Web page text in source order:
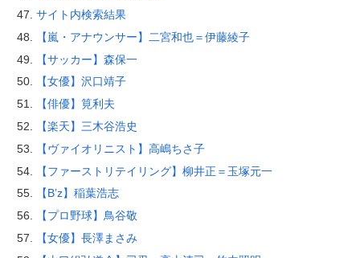
サイト内検索結果
【嵐・アナウンサー】二宮和也＝伊藤綾子
【サッカー】森保一
【女優】沢口靖子
【俳優】筧利夫
【楽天】三木谷浩史
【ヴァイオリニスト】高嶋ちさ子
【ファーストリテイリング】柳井正＝玉塚元一
【B’z】稲葉浩志
【プロ野球】鳥谷敬
【女優】長澤まさみ